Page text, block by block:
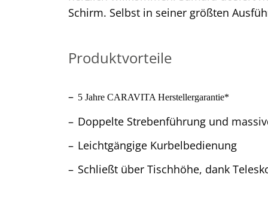
Schirm. Selbst in seiner größten
Produktvorteile
5 Jahre CARAVITA Herstellergarantie*
Doppelte Strebenführung und
Leichtgängige Kurbelbedienung
Schließt über Tischhöhe, dank